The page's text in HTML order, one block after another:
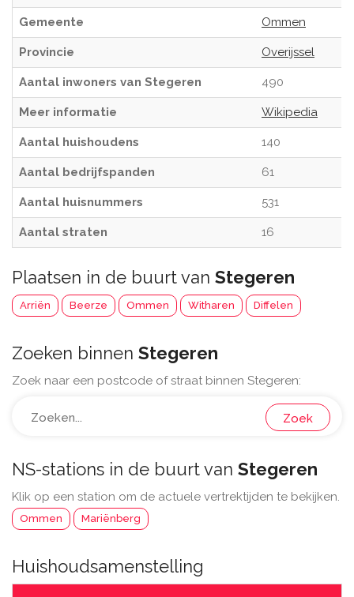
Gemeente Ommen
Provincie Overijssel
Aantal inwoners van Stegeren 490
Meer informatie Wikipedia
Aantal huishoudens 140
Aantal bedrijfspanden 61
Aantal huisnummers 531
Aantal straten 16
Plaatsen in de buurt van Stegeren
Arriën Beerze Ommen Witharen Diffelen
Zoeken binnen Stegeren
Zoek naar een postcode of straat binnen Stegeren:
Zoek
NS-stations in de buurt van Stegeren
Klik op een station om de actuele vertrektijden te bekijken.
Ommen Mariënberg
Huishoudsamenstelling